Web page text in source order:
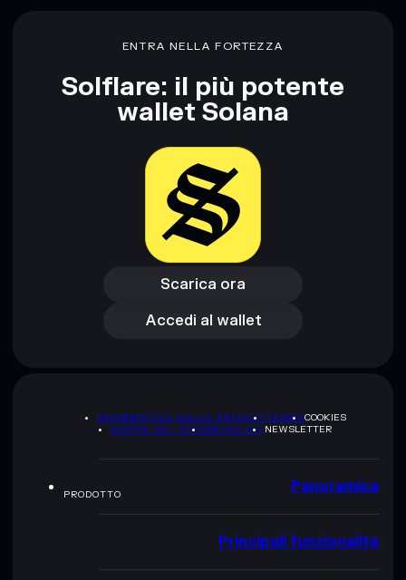
ENTRA NELLA FORTEZZA
Solflare: il più potente
wallet Solana
Scarica ora
Scarica ora
Accedi al wallet
Accedi al wallet
INFORMATIVA SULLA PRIVACYTERMSCOOKIES
MAPPA DEL SITOBRAND KITNEWSLETTER
PRODOTTO Panoramica
Principali funzionalità